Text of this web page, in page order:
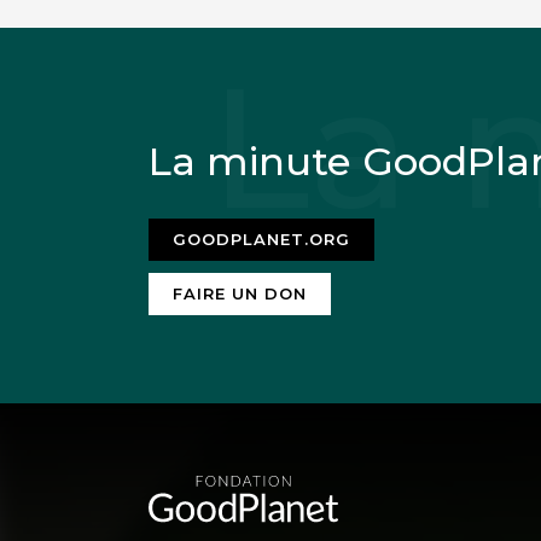
La minute
GOODPLANET.ORG
FAIRE UN DON